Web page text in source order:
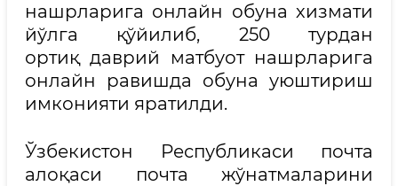
нашрларига онлайн обуна хизмати
йўлга қўйилиб, 250 турдан
ортиқ даврий матбуот нашрларига
онлайн равишда обуна уюштириш
имконияти яратилди.
Ўзбекистон Республикаси почта
алоқаси почта жўнатмаларини